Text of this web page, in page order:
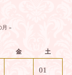
月 »
金 土
01